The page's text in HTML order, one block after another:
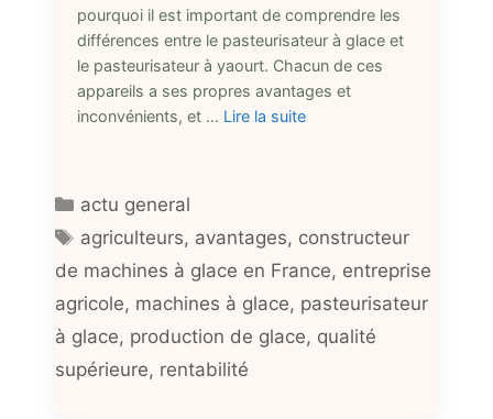
pourquoi il est important de comprendre les
différences entre le pasteurisateur à glace et
le pasteurisateur à yaourt. Chacun de ces
appareils a ses propres avantages et
inconvénients, et … Lire la suite
Catégories
actu general
Étiquettes
agriculteurs, avantages, constructeur
de machines à glace en France, entreprise
agricole, machines à glace, pasteurisateur
à glace, production de glace, qualité
supérieure, rentabilité